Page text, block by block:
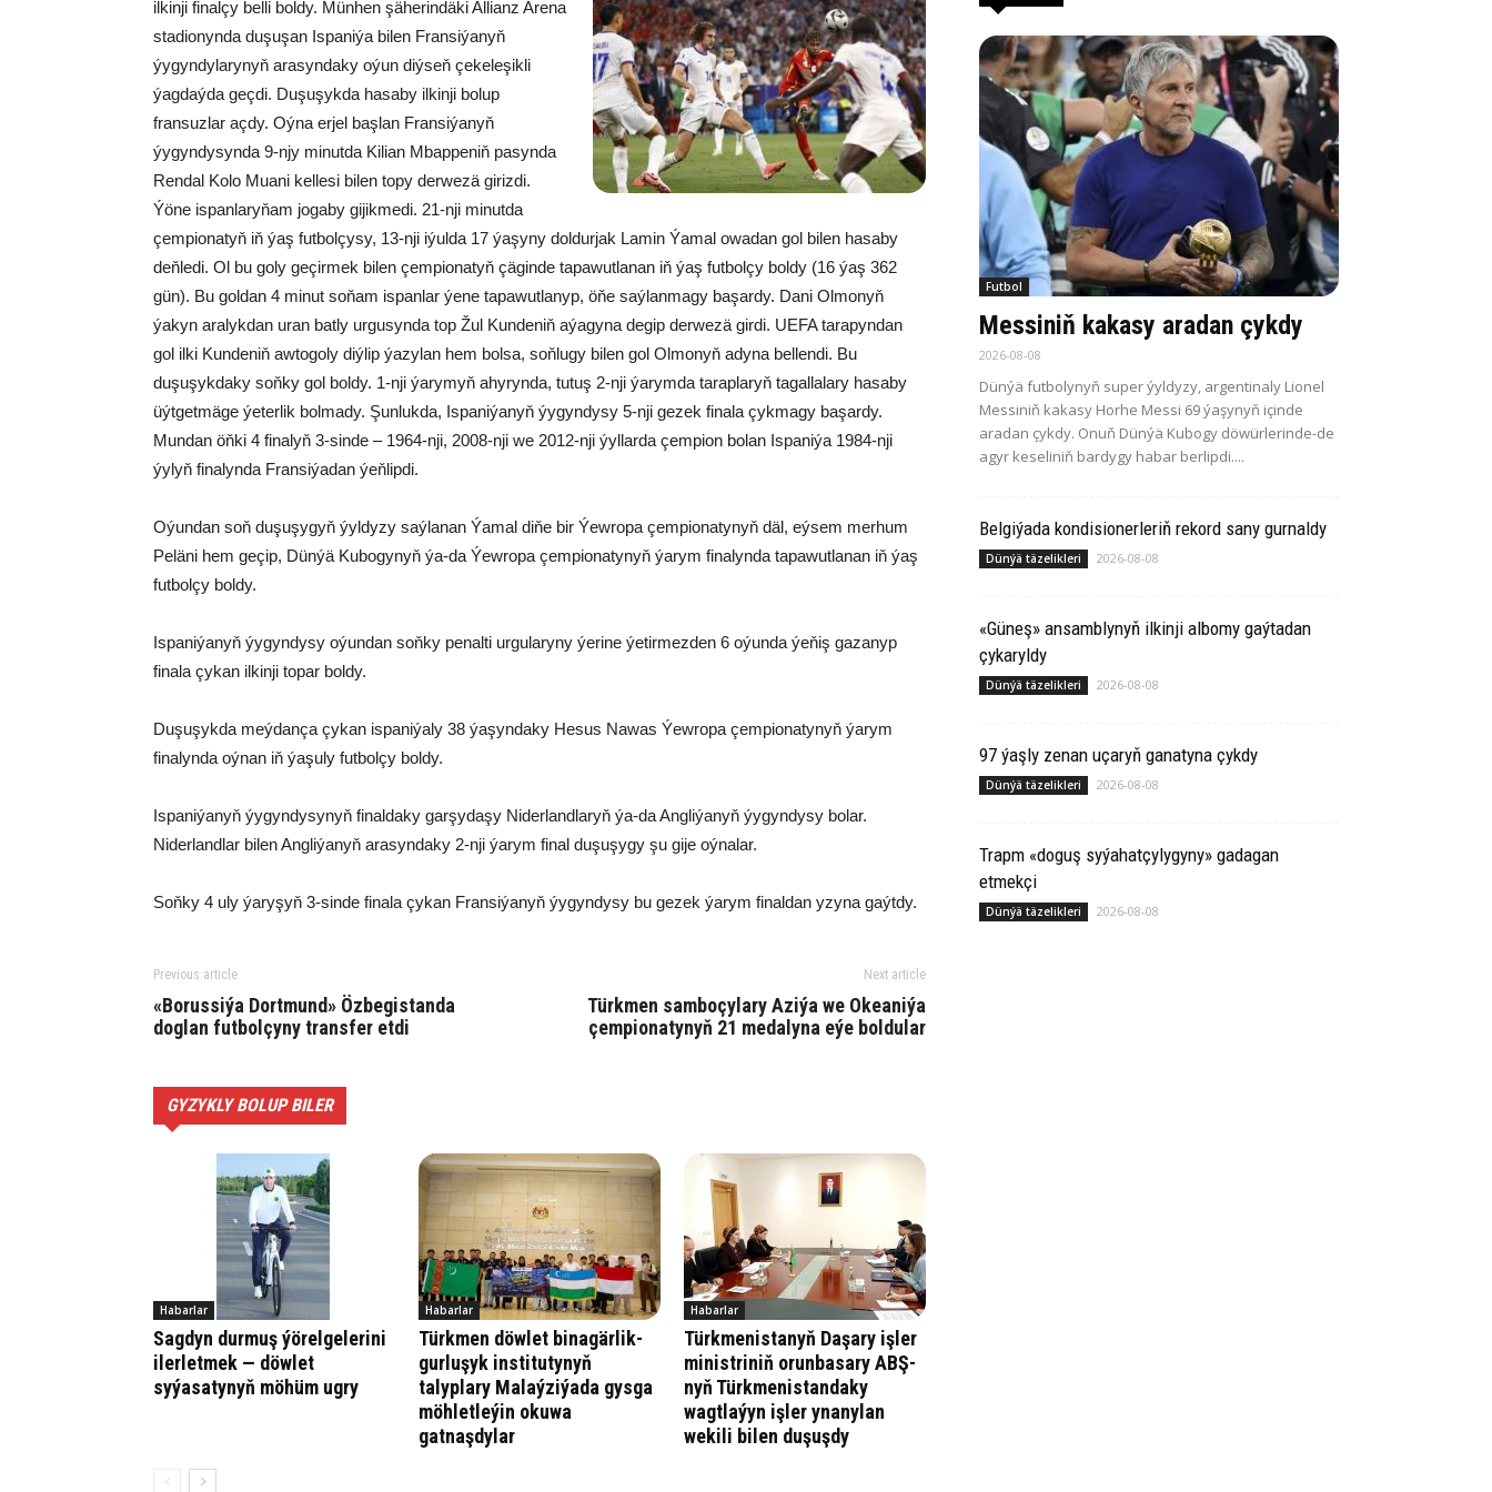
ilkinji finalçy belli boldy. Münhen şäherindäki Allianz Arena
stadionynda duşuşan Ispaniýa bilen Fransiýanyň
ýygyndylarynyň arasyndaky oýun diýseň çekeleşikli
ýagdaýda geçdi. Duşuşykda hasaby ilkinji bolup
fransuzlar açdy. Oýna erjel başlan Fransiýanyň
ýygyndysynda 9-njy minutda Kilian Mbappeniň pasynda
Rendal Kolo Muani kellesi bilen topy derwezä girizdi.
Ýöne ispanlaryňam jogaby gijikmedi. 21-nji minutda
çempionatyň iň ýaş futbolçysy, 13-nji iýulda 17 ýaşyny doldurjak Lamin Ýamal owadan gol bilen hasaby
deňledi. Ol bu goly geçirmek bilen çempionatyň çäginde tapawutlanan iň ýaş futbolçy boldy (16 ýaş 362
gün). Bu goldan 4 minut soňam ispanlar ýene tapawutlanyp, öňe saýlanmagy başardy. Dani Olmonyň
ýakyn aralykdan uran batly urgusynda top Žul Kundeniň aýagyna degip derwezä girdi. UEFA tarapyndan
gol ilki Kundeniň awtogoly diýlip ýazylan hem bolsa, soňlugy bilen gol Olmonyň adyna bellendi. Bu
duşuşykdaky soňky gol boldy. 1-nji ýarymyň ahyrynda, tutuş 2-nji ýarymda taraplaryň tagallalary hasaby
üýtgetmäge ýeterlik bolmady. Şunlukda, Ispaniýanyň ýygyndysy 5-nji gezek finala çykmagy başardy.
Mundan öňki 4 finalyň 3-sinde – 1964-nji, 2008-nji we 2012-nji ýyllarda çempion bolan Ispaniýa 1984-nji
ýylyň finalynda Fransiýadan ýeňlipdi.
Oýundan soň duşuşygyň ýyldyzy saýlanan Ýamal diňe bir Ýewropa çempionatynyň däl, eýsem merhum
Peläni hem geçip, Dünýä Kubogynyň ýa-da Ýewropa çempionatynyň ýarym finalynda tapawutlanan iň ýaş
futbolçy boldy.
Ispaniýanyň ýygyndysy oýundan soňky penalti urgularyny ýerine ýetirmezden 6 oýunda ýeňiş gazanyp
finala çykan ilkinji topar boldy.
Duşuşykda meýdança çykan ispaniýaly 38 ýaşyndaky Hesus Nawas Ýewropa çempionatynyň ýarym
finalynda oýnan iň ýaşuly futbolçy boldy.
Ispaniýanyň ýygyndysynyň finaldaky garşydaşy Niderlandlaryň ýa-da Angliýanyň ýygyndysy bolar.
Niderlandlar bilen Angliýanyň arasyndaky 2-nji ýarym final duşuşygy şu gije oýnalar.
Soňky 4 uly ýaryşyň 3-sinde finala çykan Fransiýanyň ýygyndysy bu gezek ýarym finaldan yzyna gaýtdy.
Previous article
«Borussiýa Dortmund» Özbegistanda
doglan futbolçyny transfer etdi
Next article
Türkmen samboçylary Aziýa we Okeaniýa
çempionatynyň 21 medalyna eýe boldular
GYZYKLY BOLUP BILER
Habarlar
Sagdyn durmuş ýörelgelerini
ilerletmek — döwlet
syýasatynyň möhüm ugry
Habarlar
Türkmen döwlet binagärlik-
gurluşyk institutynyň
talyplary Malaýziýada gysga
möhletleýin okuwa
gatnaşdylar
Habarlar
Türkmenistanyň Daşary işler
ministriniň orunbasary ABŞ-
nyň Türkmenistandaky
wagtlaýyn işler ynanylan
wekili bilen duşuşdy
Futbol
Messiniň kakasy aradan çykdy
2026-08-08
Dünýä futbolynyň super ýyldyzy, argentinaly Lionel
Messiniň kakasy Horhe Messi 69 ýaşynyň içinde
aradan çykdy. Onuň Dünýä Kubogy döwürlerinde-de
agyr keseliniň bardygy habar berlipdi....
Belgiýada kondisionerleriň rekord sany gurnaldy
Dünýä täzelikleri 2026-08-08
«Güneş» ansamblynyň ilkinji albomy gaýtadan
çykaryldy
Dünýä täzelikleri 2026-08-08
97 ýaşly zenan uçaryň ganatyna çykdy
Dünýä täzelikleri 2026-08-08
Trapm «doguş syýahatçylygyny» gadagan
etmekçi
Dünýä täzelikleri 2026-08-08